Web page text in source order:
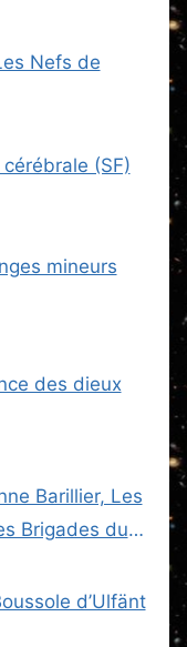
Nefs de
(SF)
mineurs
des dieux
Barillier, Les
Brigades du
d’Ulfänt